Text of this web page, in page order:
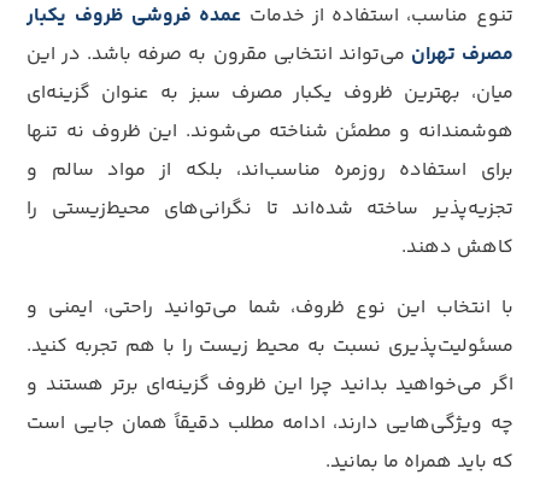
تنوع مناسب، استفاده از خدمات عمده فروشی ظروف یکبار
مصرف تهران می‌تواند انتخابی مقرون به صرفه باشد. در این
میان، بهترین ظروف یکبار مصرف سبز به عنوان گزینه‌ای
هوشمندانه و مطمئن شناخته می‌شوند. این ظروف نه تنها
برای استفاده روزمره مناسب‌اند، بلکه از مواد سالم و
تجزیه‌پذیر ساخته شده‌اند تا نگرانی‌های محیط‌زیستی را
کاهش دهند.
با انتخاب این نوع ظروف، شما می‌توانید راحتی، ایمنی و
مسئولیت‌پذیری نسبت به محیط زیست را با هم تجربه کنید.
اگر می‌خواهید بدانید چرا این ظروف گزینه‌ای برتر هستند و
چه ویژگی‌هایی دارند، ادامه مطلب دقیقاً همان جایی است
که باید همراه ما بمانید.